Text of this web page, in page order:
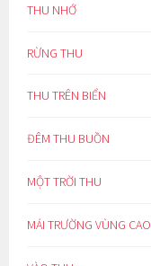
THU NHỚ
RỪNG THU
THU TRÊN BIỂN
ĐÊM THU BUỒN
MỘT TRỜI THU
MÁI TRƯỜNG VÙNG CAO